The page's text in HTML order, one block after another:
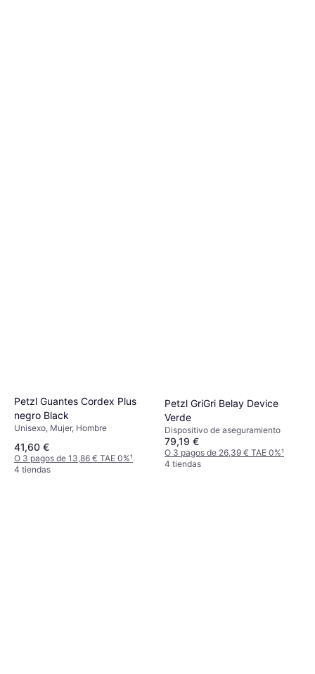
Black Diamond Camalot C4 1
58,49 €
O 3 pagos de 19,49 € TAE 0%
8 tiendas
Petzl Guantes Cordex Plus
negro Black
Unisexo, Mujer, Hombre
41,60 €
O 3 pagos de 13,86 € TAE 0%¹
4 tiendas
Petzl GriGri Belay Device
Verde
Dispositivo de aseguramiento
79,19 €
O 3 pagos de 26,39 € TAE 0%¹
4 tiendas